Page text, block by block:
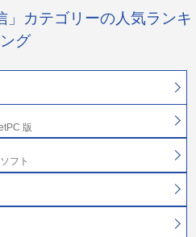
」カテゴリーの人気ランキ
ング
版
フト